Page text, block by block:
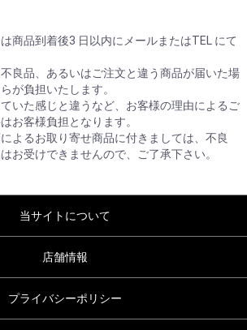
商品到着後3 日以内にメールまたはTEL にて
良品、あるいはご注文と違う商品が届いた場
が負担いたします。
いた感じと違うなど、お客様の理由によるご
お客様負担となります。
よるお取り寄せ商品に付きましては、不良
お受けできませんので、ご了承下さい。
当サイトについて
店舗情報
プライバシーポリシー